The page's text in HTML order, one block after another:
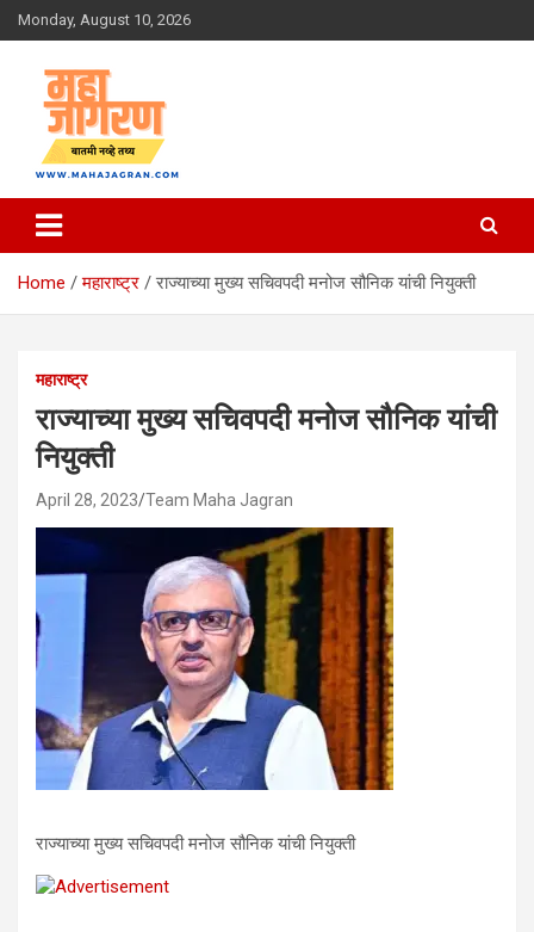
Skip
to
Monday, August 10, 2026
महा जागरण
Home महाराष्ट्र राज्याच्या मुख्य सचिवपदी मनोज सौनिक यांची नियुक्ती
महाराष्ट्र
राज्याच्या मुख्य सचिवपदी मनोज सौनिक यांची
नियुक्ती
April 28, 2023 Team Maha Jagran
राज्याच्या मुख्य सचिवपदी मनोज सौनिक यांची नियुक्ती